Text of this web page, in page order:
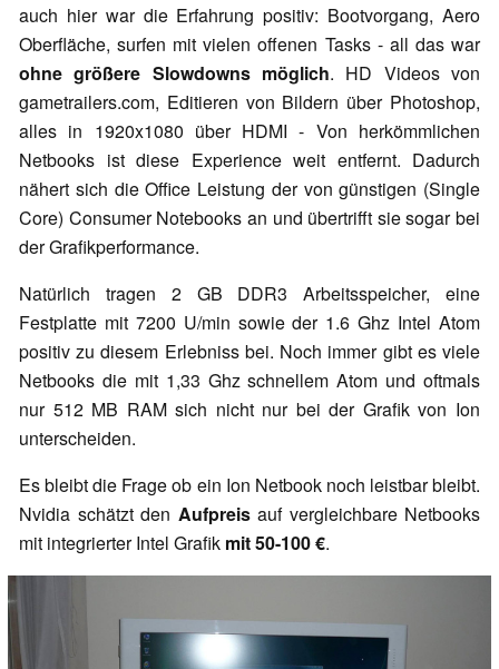
auch hier war die Erfahrung positiv: Bootvorgang, Aero
Oberfläche, surfen mit vielen offenen Tasks - all das war
ohne größere Slowdowns möglich. HD Videos von
gametrailers.com, Editieren von Bildern über Photoshop,
alles in 1920x1080 über HDMI - Von herkömmlichen
Netbooks ist diese Experience weit entfernt. Dadurch
nähert sich die Office Leistung der von günstigen (Single
Core) Consumer Notebooks an und übertrifft sie sogar bei
der Grafikperformance.
Natürlich tragen 2 GB DDR3 Arbeitsspeicher, eine
Festplatte mit 7200 U/min sowie der 1.6 Ghz Intel Atom
positiv zu diesem Erlebniss bei. Noch immer gibt es viele
Netbooks die mit 1,33 Ghz schnellem Atom und oftmals
nur 512 MB RAM sich nicht nur bei der Grafik von Ion
unterscheiden.
Es bleibt die Frage ob ein Ion Netbook noch leistbar bleibt.
Nvidia schätzt den Aufpreis auf vergleichbare Netbooks
mit integrierter Intel Grafik mit 50-100 €.